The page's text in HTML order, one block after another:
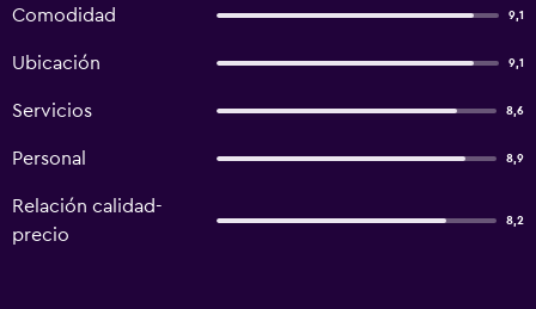
Comodidad 9,1
Ubicación 9,1
Servicios 8,6
Personal 8,9
Relación calidad-
precio
8,2